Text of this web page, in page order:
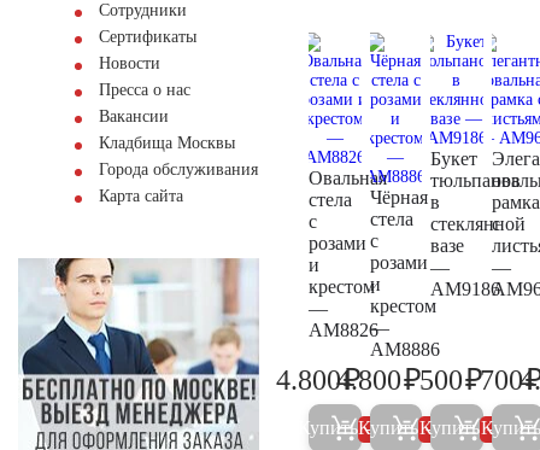
Сотрудники
Сертификаты
Новости
Пресса о нас
Вакансии
Кладбища Москвы
Города обслуживания
Карта сайта
Овальная
стела
с
розами
и
крестом
—
AM8826
5.000
4.800₽
Купить 5%
Чёрная
стела
с
розами
и
крестом
—
AM8886
5.000
4.800₽
Купить 5%
Букет
тюльпанов
в
стеклянной
вазе
—
AM9186
500
500₽
Купить 5%
рамка
с
—
700
Купить